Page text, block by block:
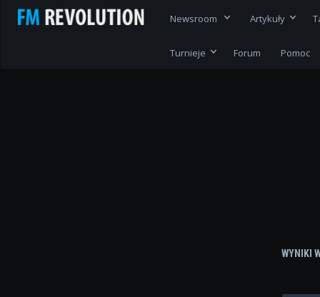
Newsroom Artykuły
Turnieje Forum Pomoc
WYNIKI